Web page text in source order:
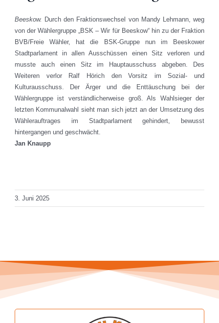
Beeskow. Durch den Fraktionswechsel von Mandy Lehmann, weg
von der Wählergruppe „BSK – Wir für Beeskow“ hin zu der Fraktion
BVB/Freie Wähler, hat die BSK-Gruppe nun im Beeskower
Stadtparlament in allen Ausschüssen einen Sitz verloren und
musste auch einen Sitz im Hauptausschuss abgeben. Des
Weiteren verlor Ralf Hörich den Vorsitz im Sozial- und
Kulturausschuss. Der Ärger und die Enttäuschung bei der
Wählergruppe ist verständlicherweise groß. Als Wahlsieger der
letzten Kommunalwahl sieht man sich jetzt an der Umsetzung des
Wählerauftrages im Stadtparlament gehindert, bewusst
hintergangen und geschwächt.
Jan Knaupp
3. Juni 2025